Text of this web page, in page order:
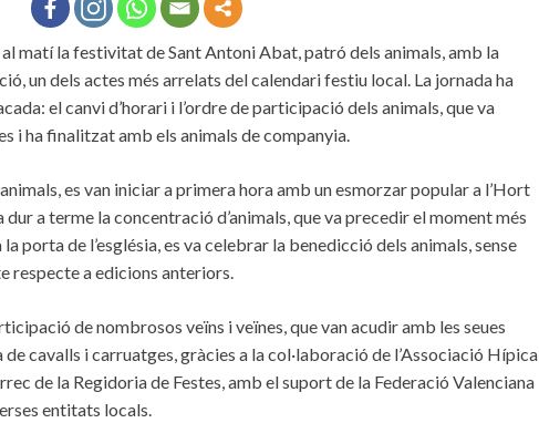
matí la festivitat de Sant Antoni Abat, patró dels animals, amb la
un dels actes més arrelats del calendari festiu local. La jornada ha
el canvi d’horari i l’ordre de participació dels animals, que va
i ha finalitzat amb els animals de companyia.
es van iniciar a primera hora amb un esmorzar popular a l’Hort
a terme la concentració d’animals, que va precedir el moment més
porta de l’església, es va celebrar la benedicció dels animals, sense
respecte a edicions anteriors.
de nombrosos veïns i veïnes, que van acudir amb les seues
cavalls i carruatges, gràcies a la col·laboració de l’Associació Hípica
de la Regidoria de Festes, amb el suport de la Federació Valenciana
entitats locals.